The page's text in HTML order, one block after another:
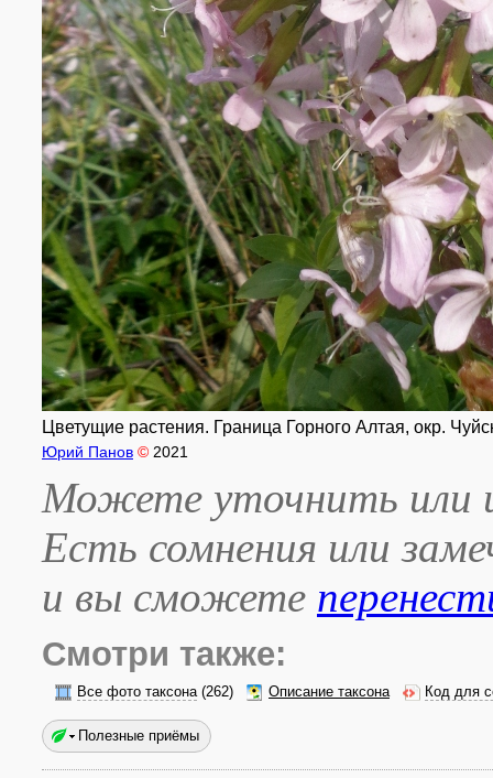
Цветущие растения. Граница Горного Алтая, окр.
Юрий Панов © 2021
Можете уточнить или
Есть сомнения или
и вы сможете
Смотри также:
Все фото таксона(262) Описание таксона Код для
Полезные приёмы